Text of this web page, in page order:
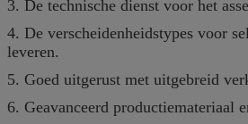
3. De technische dienst voor het
4. De verscheidenheidstypes voor
leveren.
5. Goed uitgerust met uitgebreid
6. Geavanceerd productiemateriaal